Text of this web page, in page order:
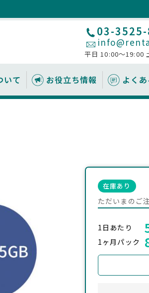
03-
平日 10:00～19:00
いて お役立ち情報 よく
在庫あり
ただいまのご
1日あたり
1ヶ月パック